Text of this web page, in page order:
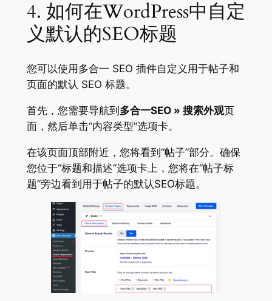
4. 如何在WordPress中自定
义默认的SEO标题
您可以使用多合一 SEO 插件自定义用于帖子和
页面的默认 SEO 标题。
首先，您需要导航到 多合一SEO » 搜索外观页
面，然后单击“内容类型”选项卡。
在该页面顶部附近，您将看到“帖子”部分。确保
您位于“标题和描述”选项卡上，您将在“帖子标
题”旁边看到用于帖子的默认SEO标题。